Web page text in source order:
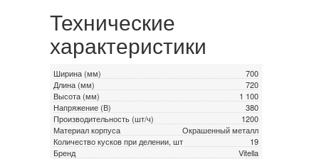
Технические
характеристики
Ширина (мм)
700
Длина (мм)
720
Высота (мм)
1 100
Напряжение (В)
380
Производительность (шт/ч)
1200
Материал корпуса
Окрашенный металл
Количество кусков при делении, шт
19
Бренд
Vitella